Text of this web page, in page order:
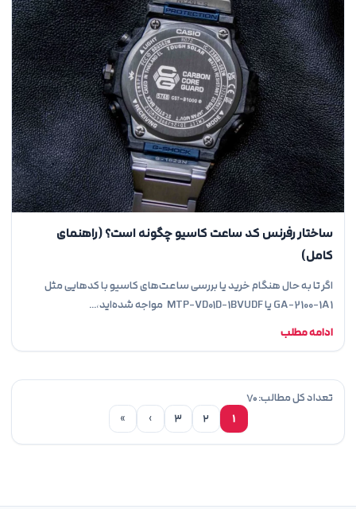
ساختار رفرنس کد ساعت کاسیو چگونه است؟ (راهنمای
کامل)
اگر تا به حال هنگام خرید یا بررسی ساعت‌های کاسیو با کدهایی مثل
GA-2100-1A1 یا MTP-VD01D-1BVUDF مواجه شده‌اید،…
ادامه مطلب
تعداد کل مطالب: ۷۰
۱
۲ ۳ ›
»